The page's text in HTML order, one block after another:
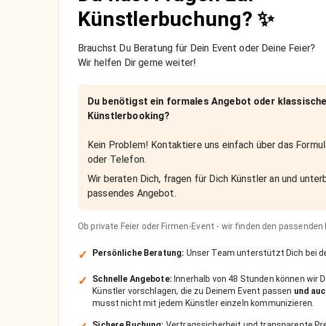
Künstlerbuchung? ✨
Brauchst Du Beratung für Dein Event oder Deine Feier?
Wir helfen Dir gerne weiter!
Du benötigst ein formales Angebot oder
Künstlerbooking?
Kein Problem! Kontaktiere uns einfach über das
oder Telefon.
Wir beraten Dich, fragen für Dich Künstler an und
passendes Angebot.
Ob private Feier oder Firmen-Event - wir finden den passenden
✓ Persönliche Beratung: Unser Team unterstützt Dich bei
✓ Schnelle Angebote: Innerhalb von 48 Stunden können wir
Künstler vorschlagen, die zu Deinem Event passen und
musst nicht mit jedem Künstler einzeln kommunizieren.